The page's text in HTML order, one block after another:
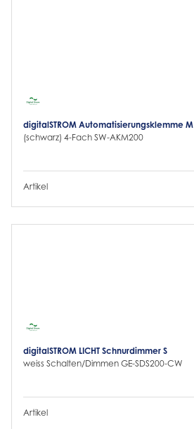
digitalSTROM Automatisierungsklemme M
(schwarz) 4-Fach SW-AKM200
Artikel
digitalSTROM LICHT Schnurdimmer S
weiss Schalten/Dimmen GE-SDS200-CW
Artikel